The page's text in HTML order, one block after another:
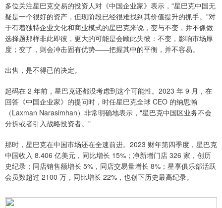
多位关注星巴克交易的投资人对《中国企业家》表示，"星巴克中国无
疑是一个很好的资产，但现阶段已经很难找到其价值提升的抓手。"对
于有着独特企业文化和商业模式的星巴克来说，变与不变，并不像做
选择题那样非此即彼，更大的可能是会顾此失彼：不变，影响市场厚
度；变了，则会冲击固有优势——把握其中的平衡，并不容易。
出售，是不得已的决定。
起码在 2 年前，星巴克还都没考虑到这个可能性。2023 年 9 月，在
回答《中国企业家》的提问时，时任星巴克全球 CEO 的纳思瀚
（Laxman Narasimhan）非常明确地表示，"星巴克中国区业务不会
分拆或者引入战略投资者。"
那时，星巴克在中国市场还在全速前进。2023 财年第四季度，星巴克
中国收入 8.406 亿美元，同比增长 15%；净新增门店 326 家，创历
史纪录；同店销售额增长 5%，同店交易量增长 8%；星享俱乐部活跃
会员数超过 2100 万，同比增长 22%，也创下历史最高纪录。